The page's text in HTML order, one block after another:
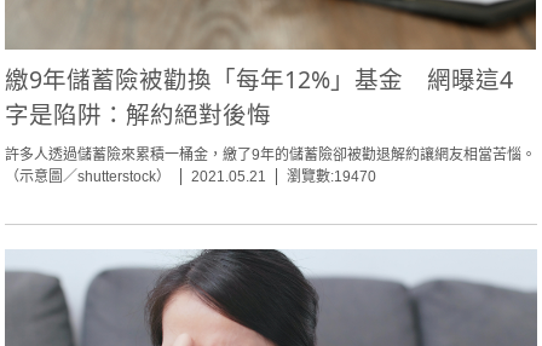
繳9年儲蓄險被勸換「每年12%」基金 網曝這4
字是陷阱：解約絕對後悔
許多人透過儲蓄險來累積一桶金，繳了9年的儲蓄險卻被勸退解約讓網友相當苦惱。
（示意圖／shutterstock）
2021.05.21 瀏覽數:19470